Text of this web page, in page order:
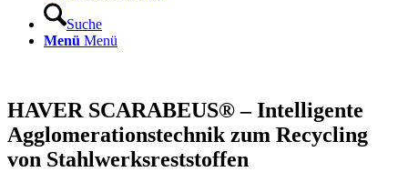
Suche
Menü Menü
HAVER SCARABEUS® – Intelligente
Agglomerationstechnik zum Recycling
von Stahlwerksreststoffen